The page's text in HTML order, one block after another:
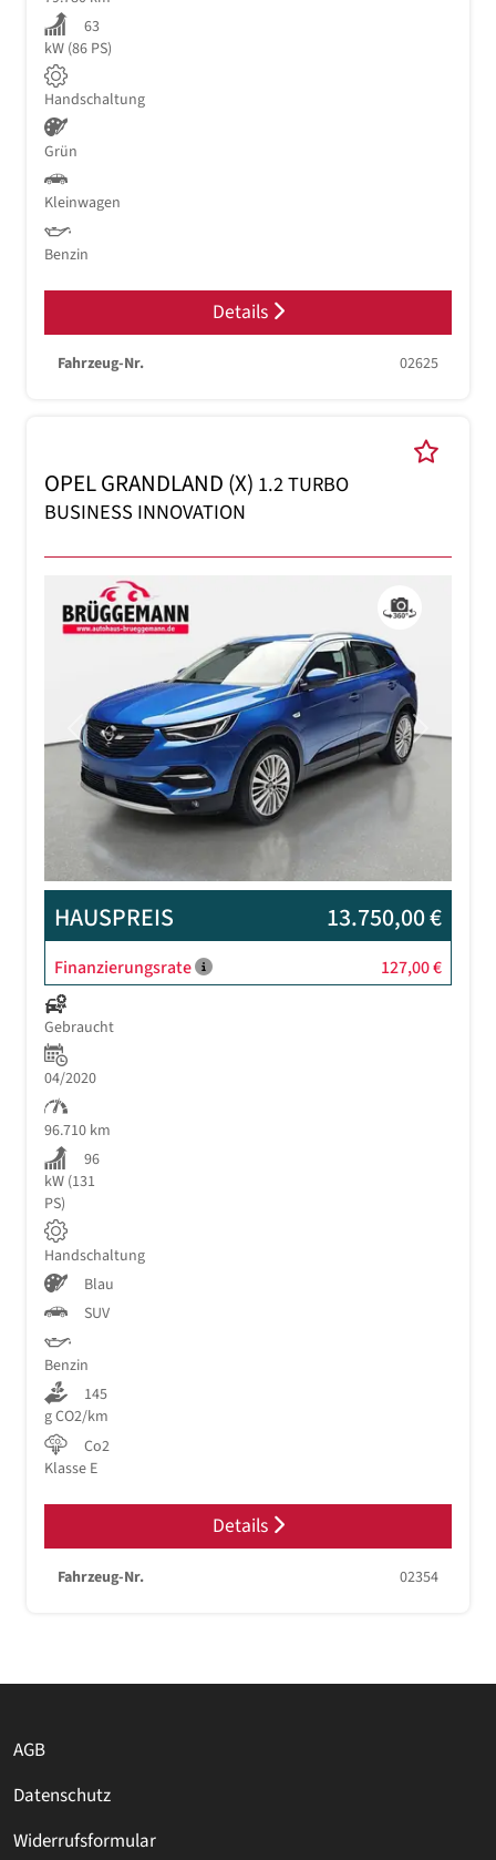
63
kW (86 PS)
Handschaltung
Grün
Kleinwagen
Benzin
Details
Fahrzeug-Nr. 02625
OPEL GRANDLAND (X) 1.2 TURBO
BUSINESS INNOVATION
Previous Next
HAUSPREIS 13.750,00 €
Finanzierungsrate 127,00 €
Gebraucht
04/2020
96.710 km
96
kW (131
PS)
Handschaltung
Blau
SUV
Benzin
145
g CO2/km
Co2
Klasse E
Details
Fahrzeug-Nr. 02354
AGB
Datenschutz
Widerrufsformular